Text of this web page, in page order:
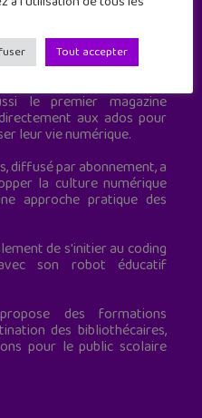
site de culture numérique
le premier magazine
aux ados pour
leur vie numérique.
diffusé par abonnement, a
la culture numérique
approche pratique des
de s'initier au coding
son robot éducatif
des formations
des bibliothécaires,
pour le public scolaire
Tout accepter